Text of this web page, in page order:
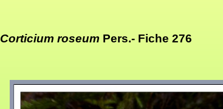
Corticium roseum Pers.- Fiche 276